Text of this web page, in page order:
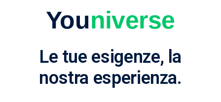
Youniverse
Le tue esigenze, la
nostra esperienza.